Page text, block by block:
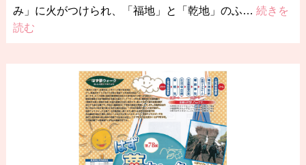
み」に火がつけられ、「福地」と「乾地」のふ… 続きを
読む